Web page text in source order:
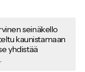
seinäkello
kaunistamaan
yhdistää